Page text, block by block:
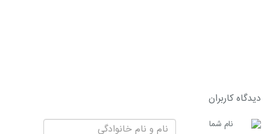
دیدگاه کاربران
نام شما